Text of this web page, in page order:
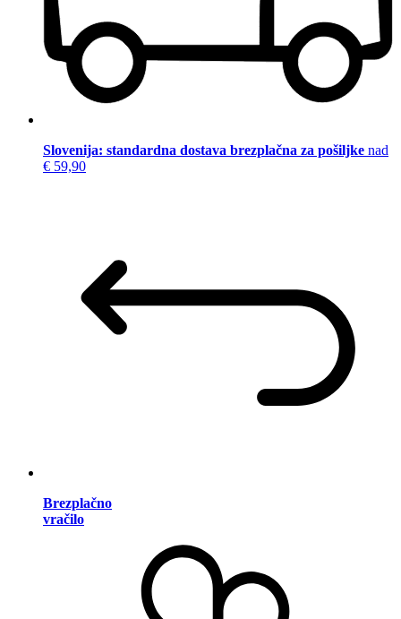
Slovenija: standardna dostava brezplačna za pošiljke nad
€ 59,90
Brezplačno
vračilo